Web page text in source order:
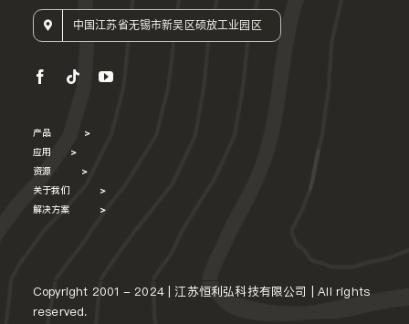
中国江苏省无锡市新吴区硕放工业园区
产品 >
应用 >
资源 >
关于我们 >
解决方案 >
Copyright 2001 - 2024 | 江苏恒利弘科技有限公司 | All rights
reserved.